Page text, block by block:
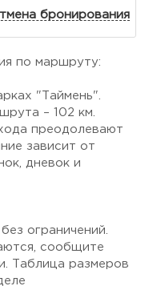
бронирования
по маршруту:
"Таймень".
– 102 км.
преодолевают
зависит от
дневок и
ограничений.
сообщите
Таблица размеров